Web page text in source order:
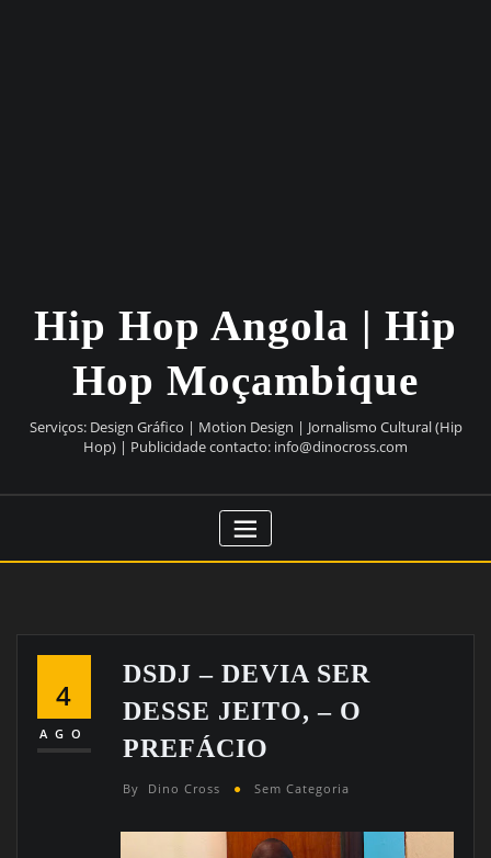
Hip Hop Angola | Hip
Hop Moçambique
Serviços: Design Gráfico | Motion Design | Jornalismo Cultural (Hip
Hop) | Publicidade contacto: info@dinocross.com
4
AGO
DSDJ – DEVIA SER
DESSE JEITO, – O
PREFÁCIO
By Dino Cross Sem Categoria